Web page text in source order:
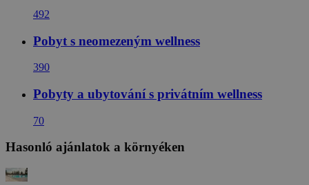
492
Pobyt s neomezeným wellness
390
Pobyty a ubytování s privátním wellness
70
Hasonló ajánlatok a környéken